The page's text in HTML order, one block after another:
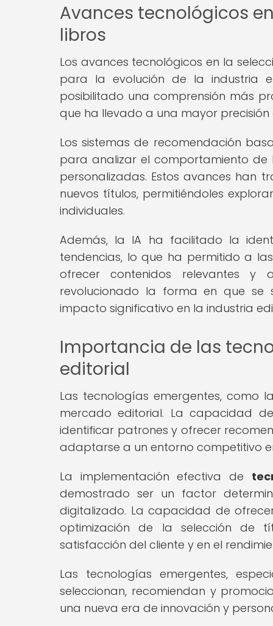
Avances tecnológicos
libros
Los avances tecnológicos en la
para la evolución de la industria
posibilitado una comprensión más
que ha llevado a una mayor
Los sistemas de recomendación
para analizar el comportamiento de
personalizadas. Estos avances han
nuevos títulos, permitiéndoles
individuales.
Además, la IA ha facilitado la
tendencias, lo que ha permitido a
ofrecer contenidos relevantes y
revolucionado la forma en que se
impacto significativo en la industria
Importancia de las
editorial
Las tecnologías emergentes, como
mercado editorial. La capacidad
identificar patrones y ofrecer
adaptarse a un entorno competitivo
La implementación efectiva de
demostrado ser un factor
digitalizado. La capacidad de
optimización de la selección de
satisfacción del cliente y en el
Las tecnologías emergentes,
seleccionan, recomiendan y
una nueva era de innovación y